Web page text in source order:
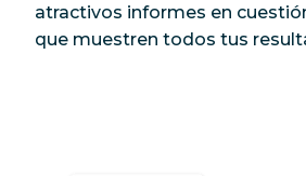
atractivos informes en
que muestren todos tus